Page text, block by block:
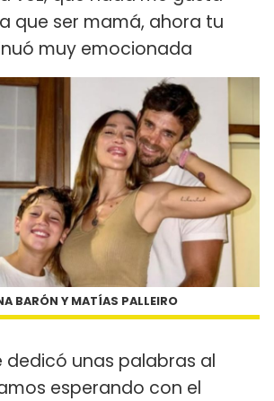
que ser mamá, ahora tu
muy emocionada
BARÓN Y MATÍAS PALLEIRO
dedicó unas palabras al
esperando con el